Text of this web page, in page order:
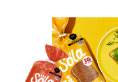
Eritritol